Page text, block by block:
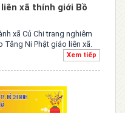
xã thính giới Bồ
xã Củ Chi trang nghiêm
Tăng Ni Phật giáo liên xã.
Xem tiếp